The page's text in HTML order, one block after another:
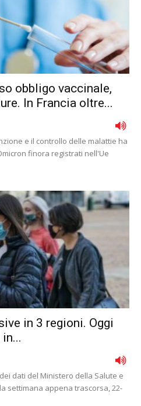
obbligo vaccinale,
In Francia oltre...
e il controllo delle malattie ha
finora registrati nell'Ue
in 3 regioni. Oggi
dati del Ministero della Salute e
settimana appena trascorsa, 22-